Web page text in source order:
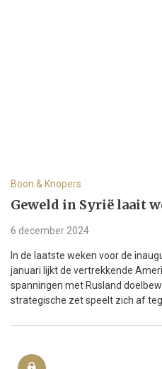
Boon & Knopers
Geweld in Syrië laait
6 december 2024
In de laatste weken voor de
januari lijkt de vertrekkende
spanningen met Rusland
strategische zet speelt zich af